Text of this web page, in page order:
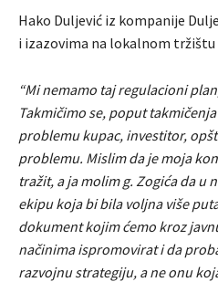
Hako Duljević iz kompanije
i izazovima na lokalnom
“Mi nemamo taj regulacioni
Takmičimo se, poput
problemu kupac, investitor,
problemu. Mislim da je moja
tražit, a ja molim g. Zogića da u
ekipu koja bi bila voljna više
dokument kojim ćemo kroz
načinima ispromovirat i da
razvojnu strategiju, a ne onu